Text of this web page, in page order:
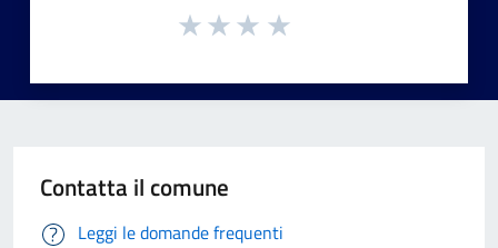
Contatta il comune
Leggi le domande frequenti